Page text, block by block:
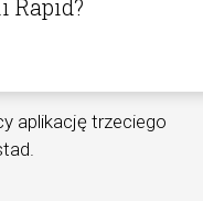
Rapid?
aplikację trzeciego